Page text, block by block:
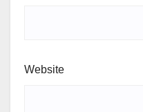
Website